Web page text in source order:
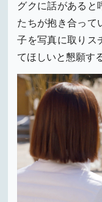
グクに話があると
たちが抱き合って
子を写真に取りス
てほしいと懇願す